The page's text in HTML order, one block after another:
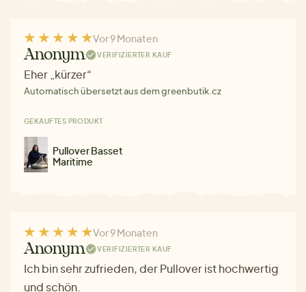
Vor 9 Monaten
Anonym VERIFIZIERTER KAUF
Eher „kürzer“
Automatisch übersetzt aus dem greenbutik.cz
GEKAUFTES PRODUKT
Pullover Basset
Maritime
Vor 9 Monaten
Anonym VERIFIZIERTER KAUF
Ich bin sehr zufrieden, der Pullover ist hochwertig
und schön.